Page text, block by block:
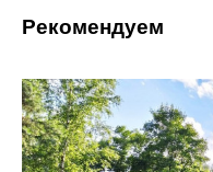
Рекомендуем